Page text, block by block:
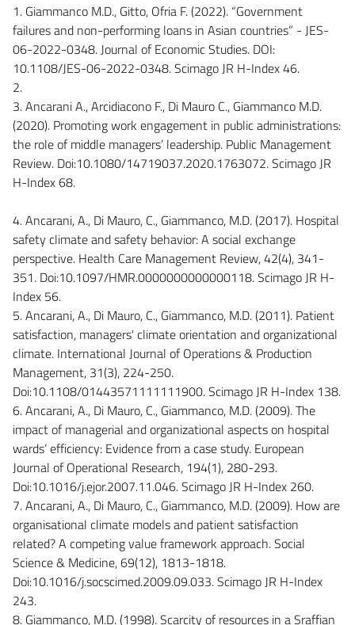
1. Giammanco M.D., Gitto, Ofria F. (2022). “Government
failures and non-performing loans in Asian countries” - JES-
06-2022-0348. Journal of Economic Studies. DOI:
10.1108/JES-06-2022-0348. Scimago JR H-Index 46.
2.
3. Ancarani A., Arcidiacono F., Di Mauro C., Giammanco M.D.
(2020). Promoting work engagement in public administrations:
the role of middle managers’ leadership. Public Management
Review. Doi:10.1080/14719037.2020.1763072. Scimago JR
H-Index 68.
4. Ancarani, A., Di Mauro, C., Giammanco, M.D. (2017). Hospital
safety climate and safety behavior: A social exchange
perspective. Health Care Management Review, 42(4), 341-
351. Doi:10.1097/HMR.0000000000000118. Scimago JR H-
Index 56.
5. Ancarani, A., Di Mauro, C., Giammanco, M.D. (2011). Patient
satisfaction, managers' climate orientation and organizational
climate. International Journal of Operations & Production
Management, 31(3), 224-250.
Doi:10.1108/01443571111111900. Scimago JR H-Index 138.
6. Ancarani, A., Di Mauro, C., Giammanco, M.D. (2009). The
impact of managerial and organizational aspects on hospital
wards’ efficiency: Evidence from a case study. European
Journal of Operational Research, 194(1), 280-293.
Doi:10.1016/j.ejor.2007.11.046. Scimago JR H-Index 260.
7. Ancarani, A., Di Mauro, C., Giammanco, M.D. (2009). How are
organisational climate models and patient satisfaction
related? A competing value framework approach. Social
Science & Medicine, 69(12), 1813-1818.
Doi:10.1016/j.socscimed.2009.09.033. Scimago JR H-Index
243.
8. Giammanco, M.D. (1998). Scarcity of resources in a Sraffian